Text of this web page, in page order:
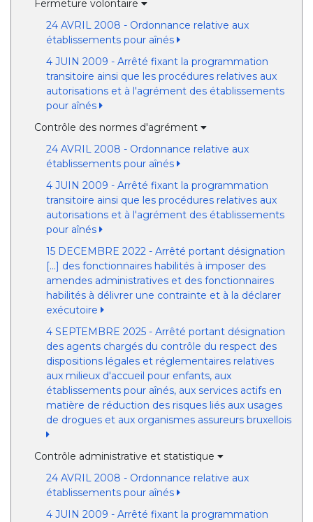
Fermeture volontaire
24 AVRIL 2008 - Ordonnance relative aux
établissements pour aînés
4 JUIN 2009 - Arrêté fixant la programmation
transitoire ainsi que les procédures relatives aux
autorisations et à l'agrément des établissements
pour aînés
Contrôle des normes d'agrément
24 AVRIL 2008 - Ordonnance relative aux
établissements pour aînés
4 JUIN 2009 - Arrêté fixant la programmation
transitoire ainsi que les procédures relatives aux
autorisations et à l'agrément des établissements
pour aînés
15 DECEMBRE 2022 - Arrêté portant désignation
[...] des fonctionnaires habilités à imposer des
amendes administratives et des fonctionnaires
habilités à délivrer une contrainte et à la déclarer
exécutoire
4 SEPTEMBRE 2025 - Arrêté portant désignation
des agents chargés du contrôle du respect des
dispositions légales et réglementaires relatives
aux milieux d'accueil pour enfants, aux
établissements pour aînés, aux services actifs en
matière de réduction des risques liés aux usages
de drogues et aux organismes assureurs bruxellois
Contrôle administrative et statistique
24 AVRIL 2008 - Ordonnance relative aux
établissements pour aînés
4 JUIN 2009 - Arrêté fixant la programmation